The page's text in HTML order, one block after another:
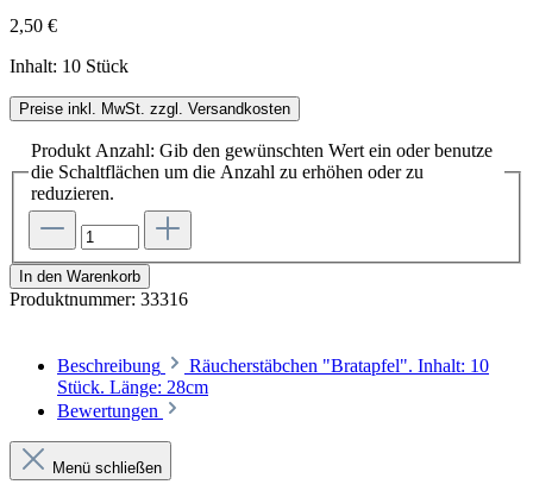
2,50 €
Inhalt: 10 Stück
Preise inkl. MwSt. zzgl. Versandkosten
Produkt Anzahl: Gib den gewünschten Wert ein oder benutze
die Schaltflächen um die Anzahl zu erhöhen oder zu
reduzieren.
In den Warenkorb
Produktnummer: 33316
Beschreibung
Räucherstäbchen "Bratapfel". Inhalt: 10
Stück. Länge: 28cm
Bewertungen
Menü schließen